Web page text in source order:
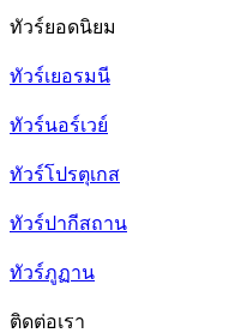
ทัวร์ยอดนิยม
ทัวร์เยอรมนี
ทัวร์นอร์เวย์
ทัวร์โปรตุเกส
ทัวร์ปากีสถาน
ทัวร์ภูฏาน
ติดต่อเรา